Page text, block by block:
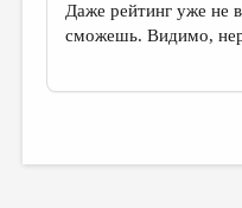
Даже рейтинг уже не
сможешь. Видимо,